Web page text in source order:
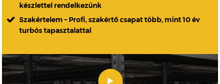
készlettel rendelkezünk
Szakértelem – Profi, szakértő csapat több, mint 10 év
turbós tapasztalattal